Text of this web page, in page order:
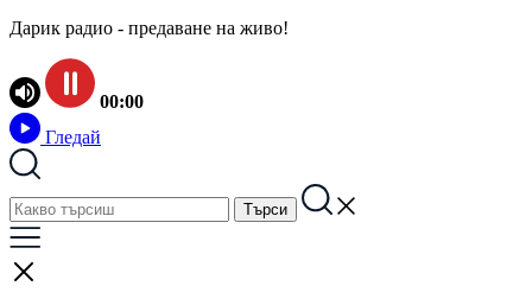
Дарик радио - предаване на живо!
00:00
Гледай